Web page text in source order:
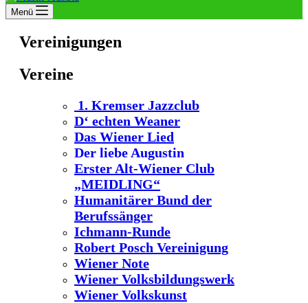
Menü
Vereinigungen
Vereine
1. Kremser Jazzclub
D‘ echten Weaner
Das Wiener Lied
Der liebe Augustin
Erster Alt-Wiener Club
„MEIDLING“
Humanitärer Bund der
Berufssänger
Ichmann-Runde
Robert Posch Vereinigung
Wiener Note
Wiener Volksbildungswerk
Wiener Volkskunst